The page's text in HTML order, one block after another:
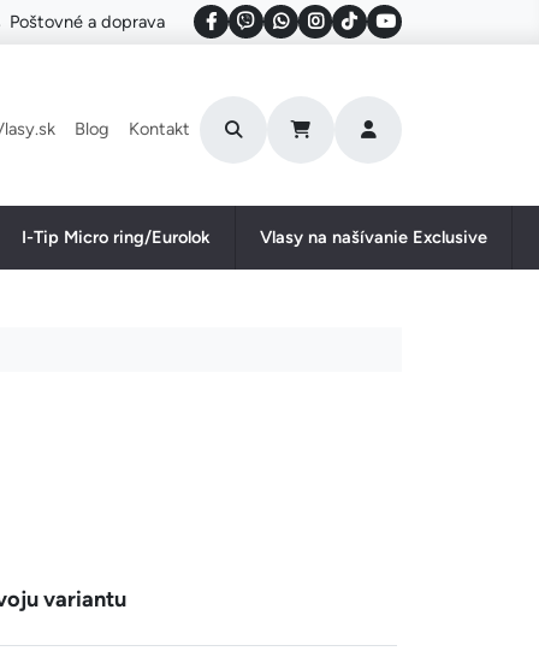
Poštovné a doprava
Blog Kontakt
I-Tip Micro ring/Eurolok Vlasy na našívanie Exclusive
variantu